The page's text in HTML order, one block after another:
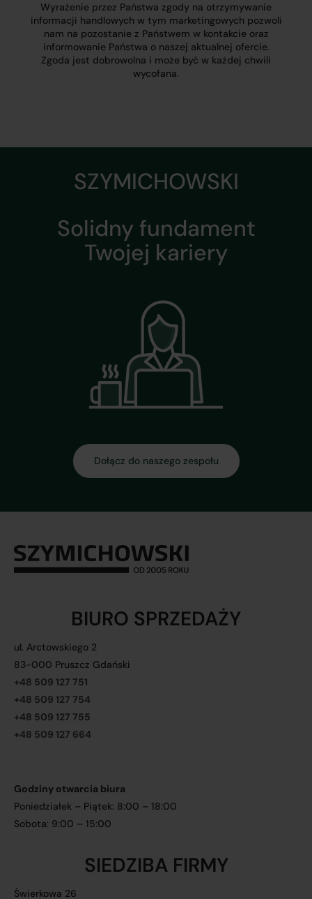
Wyrażenie przez Państwa zgody na otrzymywanie
informacji handlowych w tym marketingowych pozwoli
nam na pozostanie z Państwem w kontakcie oraz
informowanie Państwa o naszej aktualnej ofercie.
Zgoda jest dobrowolna i może być w każdej chwili
wycofana.
BIURO SPRZEDAŻY
ul. Arctowskiego 2
83-000 Pruszcz Gdański
+48 509 127 751
+48 509 127 754
+48 509 127 755
+48 509 127 664
Godziny otwarcia biura
Poniedziałek – Piątek: 8:00 – 18:00
Sobota: 9:00 – 15:00
SIEDZIBA FIRMY
Świerkowa 26
SZYMICHOWSKI
Solidny fundament
Twojej kariery
Dołącz do naszego zespołu